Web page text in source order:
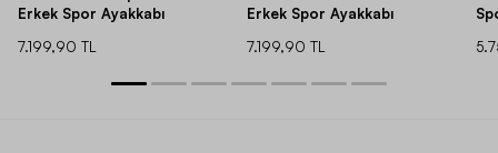
Erkek Spor Ayakkabı
7.199,90 TL
Erkek Spor Ayakkabı
7.199,90 TL